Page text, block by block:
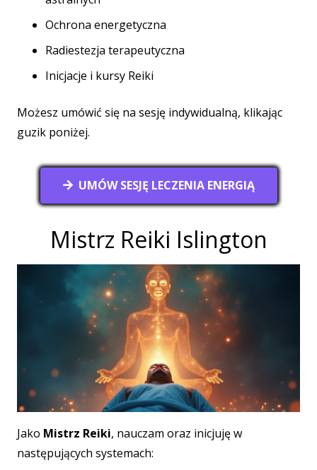
Ochrona energetyczna
Radiestezja terapeutyczna
Inicjacje i kursy Reiki
Możesz umówić się na sesję indywidualną, klikając
guzik poniżej.
UMÓW SESJĘ LECZENIA ENERGIĄ
Mistrz Reiki Islington
Jako Mistrz Reiki, nauczam oraz inicjuję w
następujących systemach: